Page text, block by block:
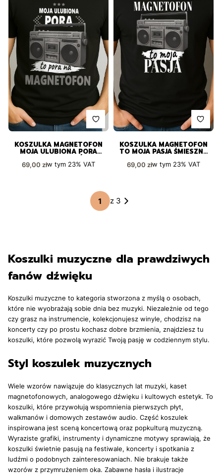
KOSZULKA MAGNETOFON
MOJA ULUBIONA PORA
Cena brutto
69,00 złw tym 23%VAT
KOSZULKA MAGNETOFON
TO MOJA PASJA ŚMIESZNY
Cena brutto
69,00 złw tym 23% VAT
z 3
Koszulki muzyczne dla prawdziwych
fanów dźwięku
Koszulki muzyczne to kategoria stworzona z myślą o osobach,
które nie wyobrażają sobie dnia bez muzyki. Niezależnie od tego
czy grasz na instrumencie, kolekcjonujesz winyle, chodzisz na
koncerty czy po prostu kochasz dobre brzmienia, znajdziesz tu
koszulki, które pozwolą wyrazić Twoją pasję w codziennym stylu.
Styl koszulek muzycznych
Wiele wzorów nawiązuje do klasycznych lat muzyki, kaset
magnetofonowych, analogowego dźwięku i kultowych estetyk. To
koszulki, które przywołują wspomnienia pierwszych płyt,
walkmanów i domowych zestawów audio. Część koszulek
inspirowana jest sceną koncertową oraz popkulturą muzyczną.
Wyraziste grafiki, instrumenty i dynamiczne motywy sprawiają, że
koszulki świetnie pasują na festiwale, koncerty i spotkania z
ludźmi o podobnych zainteresowaniach. Nie brakuje także
wzorów z przymrużeniem oka. Zabawne hasła i ilustracje